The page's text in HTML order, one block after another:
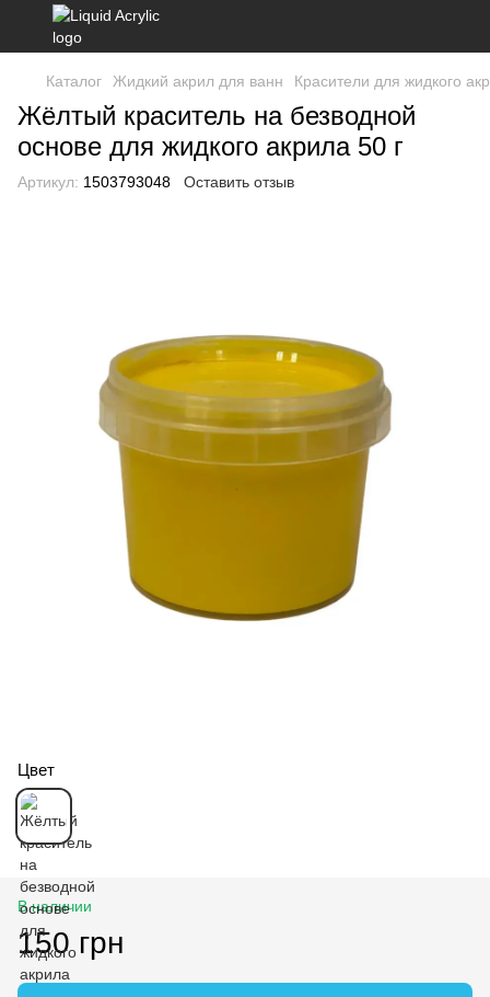
Каталог Жидкий акрил для ванн Красители для жидкого
Жёлтый краситель на безводной
основе для жидкого акрила 50 г
Артикул: 1503793048 Оставить отзыв
Цвет
В наличии
150 грн